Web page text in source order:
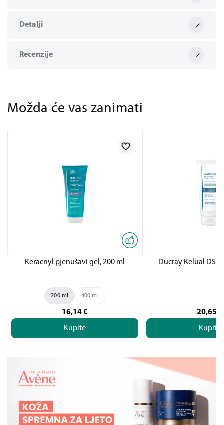
Detalji
Recenzije
Možda će vas zanimati
Keracnyl pjenušavi gel, 200 ml
200 ml 400 ml
16,14€
Kupite
Ducray Kelual DS
20,65
Kupite